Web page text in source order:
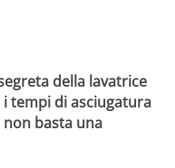
della lavatrice
i tempi di asciugatura
basta una